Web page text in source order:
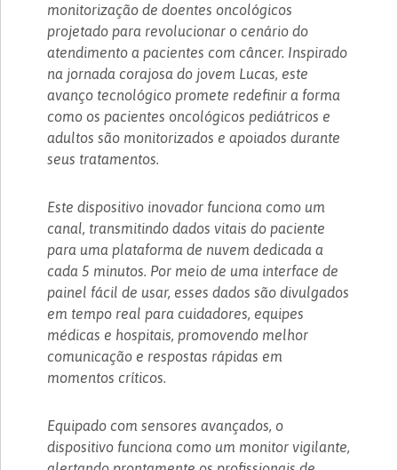
monitorização de doentes oncológicos
projetado para revolucionar o cenário do
atendimento a pacientes com câncer. Inspirado
na jornada corajosa do jovem Lucas, este
avanço tecnológico promete redefinir a forma
como os pacientes oncológicos pediátricos e
adultos são monitorizados e apoiados durante
seus tratamentos.
Este dispositivo inovador funciona como um
canal, transmitindo dados vitais do paciente
para uma plataforma de nuvem dedicada a
cada 5 minutos. Por meio de uma interface de
painel fácil de usar, esses dados são divulgados
em tempo real para cuidadores, equipes
médicas e hospitais, promovendo melhor
comunicação e respostas rápidas em
momentos críticos.
Equipado com sensores avançados, o
dispositivo funciona como um monitor vigilante,